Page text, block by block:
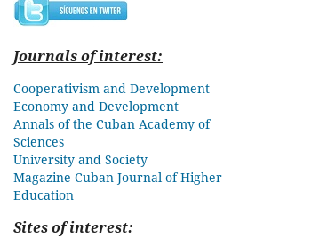
Journals of interest:
Cooperativism and Development
Economy and Development
Annals of the Cuban Academy of
Sciences
University and Society
Magazine Cuban Journal of Higher
Education
Sites of interest: